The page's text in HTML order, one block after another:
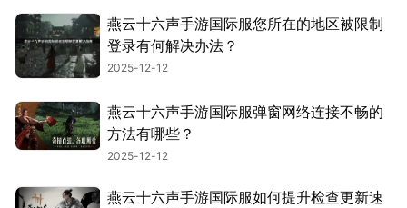
燕云十六声手游国际服您所在的地区被限制
登录有何解决办法？
2025-12-12
燕云十六声手游国际服弹窗网络连接不畅的
方法有哪些？
2025-12-12
燕云十六声手游国际服如何提升检查更新速